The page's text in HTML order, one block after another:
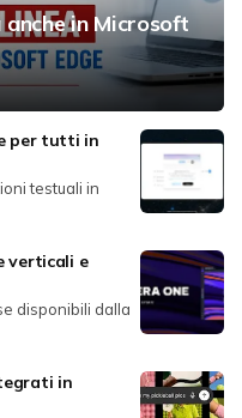
in Microsoft
per tutti in
testuali in
verticali e
disponibili dalla
in